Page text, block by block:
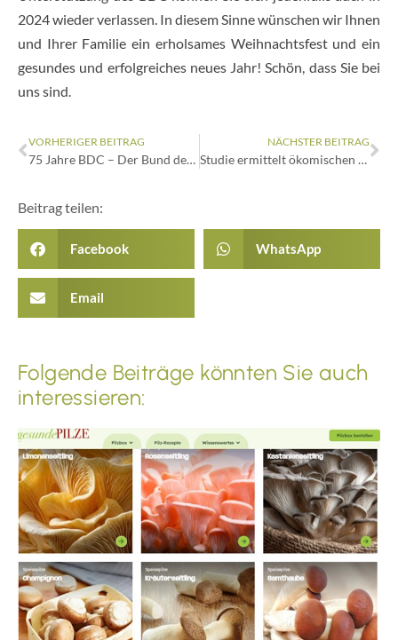
2024 wieder verlassen. In diesem Sinne wünschen wir Ihnen
und Ihrer Familie ein erholsames Weihnachtsfest und ein
gesundes und erfolgreiches neues Jahr! Schön, dass Sie bei
uns sind.
VORHERIGER BEITRAG
75 Jahre BDC – Der Bund deutscher Champignon- und Kulturpilzanbauer feiert Jubiläum
NÄCHSTER BEITRAG
Studie ermittelt ökomischen Wert von Pilzen – stärkere Berücksichtigung in der Forschung gefordert
Beitrag teilen:
Facebook WhatsApp
Email
Folgende Beiträge könnten Sie auch
interessieren: